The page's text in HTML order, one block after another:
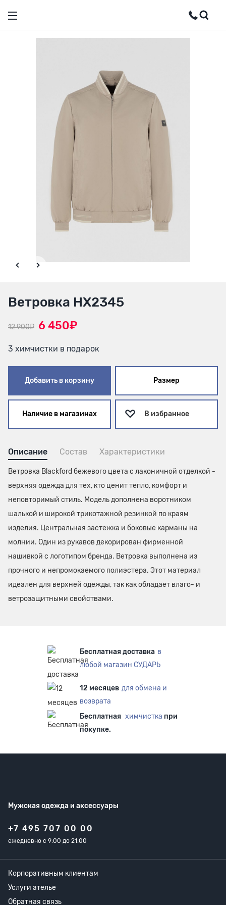
Ветровка HX2345
12 900₽ 6 450₽
3 химчистки в подарок
Добавить в корзину Размер
Наличие в магазинах В избранное
Описание Состав Характеристики
Ветровка Blackford бежевого цвета с лаконичной отделкой -
верхняя одежда для тех, кто ценит тепло, комфорт и
неповторимый стиль. Модель дополнена воротником
шалькой и широкой трикотажной резинкой по краям
изделия. Центральная застежка и боковые карманы на
молнии. Один из рукавов декорирован фирменной
нашивкой с логотипом бренда. Ветровка выполнена из
прочного и непромокаемого полиэстера. Этот материал
идеален для верхней одежды, так как обладает влаго- и
ветрозащитными свойствами.
Бесплатная доставка в
любой магазин СУДАРЬ
12 месяцев для обмена и
возврата
Бесплатная химчистка при
покупке.
Мужская одежда и аксессуары
+7 495 707 00 00
ежедневно с 9:00 до 21:00
Корпоративным клиентам
Услуги ателье
Обратная связь